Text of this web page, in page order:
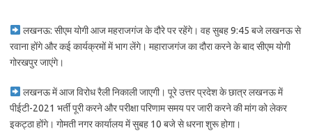
लखनऊ: सीएम योगी आज महराजगंज के दौरे पर रहेंगे। वह सुबह 9:45 बजे लखनऊ से
रवाना होंगे और कई कार्यक्रमों में भाग लेंगे। महाराजगंज का दौरा करने के बाद सीएम योगी
गोरखपुर जाएंगे।
लखनऊ में आज विरोध रैली निकाली जाएगी। पूरे उत्तर प्रदेश के छात्र लखनऊ में
पीईटी-2021 भर्ती पूरी करने और परीक्षा परिणाम समय पर जारी करने की मांग को लेकर
इकट्ठा होंगे। गोमती नगर कार्यालय में सुबह 10 बजे से धरना शुरू होगा।